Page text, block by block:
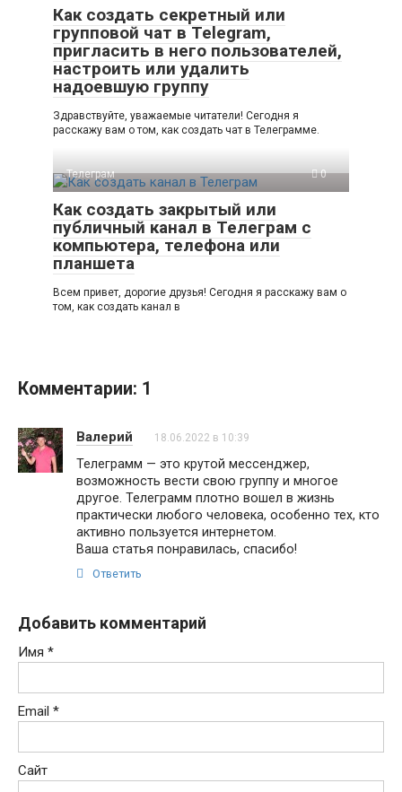
Как создать секретный или
групповой чат в Telegram,
пригласить в него пользователей,
настроить или удалить
надоевшую группу
Здравствуйте, уважаемые читатели! Сегодня я
расскажу вам о том, как создать чат в Телеграмме.
Телеграм 0
Как создать закрытый или
публичный канал в Телеграм с
компьютера, телефона или
планшета
Всем привет, дорогие друзья! Сегодня я расскажу вам о
том, как создать канал в
Комментарии: 1
Валерий 18.06.2022 в 10:39
Телеграмм — это крутой мессенджер,
возможность вести свою группу и многое
другое. Телеграмм плотно вошел в жизнь
практически любого человека, особенно тех, кто
активно пользуется интернетом.
Ваша статья понравилась, спасибо!
Ответить
Добавить комментарий
Имя *
Email *
Сайт